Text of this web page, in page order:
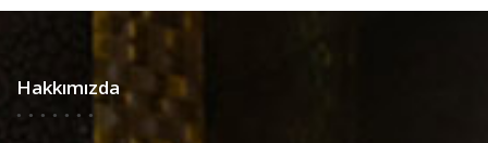
Hakkımızda